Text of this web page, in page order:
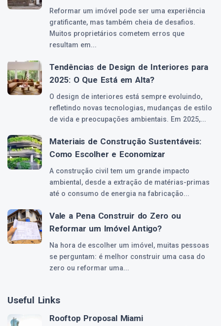
Reformar um imóvel pode ser uma experiência
gratificante, mas também cheia de desafios.
Muitos proprietários cometem erros que
resultam em...
Tendências de Design de Interiores para
2025: O Que Está em Alta?
O design de interiores está sempre evoluindo,
refletindo novas tecnologias, mudanças de estilo
de vida e preocupações ambientais. Em 2025,...
Materiais de Construção Sustentáveis:
Como Escolher e Economizar
A construção civil tem um grande impacto
ambiental, desde a extração de matérias-primas
até o consumo de energia na fabricação...
Vale a Pena Construir do Zero ou
Reformar um Imóvel Antigo?
Na hora de escolher um imóvel, muitas pessoas
se perguntam: é melhor construir uma casa do
zero ou reformar uma...
Useful Links
Rooftop Proposal Miami